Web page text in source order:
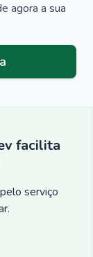
agora a sua
facilita
serviço